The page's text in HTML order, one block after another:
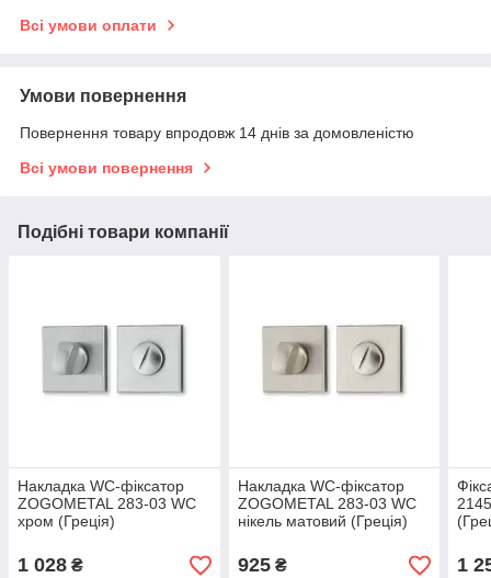
Всі умови оплати
Умови повернення
Повернення товару впродовж 14 днів за домовленістю
Всі умови повернення
Подібні товари компанії
Накладка WC-фіксатор
ZOGOMETAL 283-03 WC
хром (Греція)
1 028 ₴
Накладка WC-фіксатор
ZOGOMETAL 283-03 WC
нікель матовий (Греція)
925₴ 1